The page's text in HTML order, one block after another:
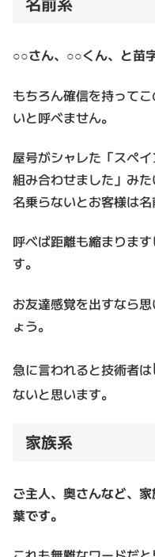
○○さん、○○くん、と苗
もちろん確信を持って
いと呼べません。
屋号がシャレた「スペ
組み合わせました」み
名乗らないとお客様は名
呼べば距離も縮まりま
す。
お友達感覚を出すなら
ょう。
急に言われると技術者は
ないと思います。
家族系
ご主人、奥さんなど、
葉です。